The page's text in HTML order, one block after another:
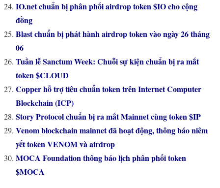
IO.nеt chuẩn bị phân phối airdrop token $IO cho cộng
đồng
Blast chuẩn bị phát hành airdrop token vào ngày 26 tháng
06
Tuần lễ Sanctum Week: Chuỗi sự kiện chuẩn bị ra mắt
token $CLOUD
Copper hỗ trợ tiêu chuẩn token trên Internet Computer
Blockchain (ICP)
Story Protocol chuẩn bị ra mắt Mainnet cùng token $IP
Venom blockchain mainnet đã hoạt động, thông báo niêm
yết token VENOM và airdrop
MOCA Foundation thông báo lịch phân phối token
$MOCA